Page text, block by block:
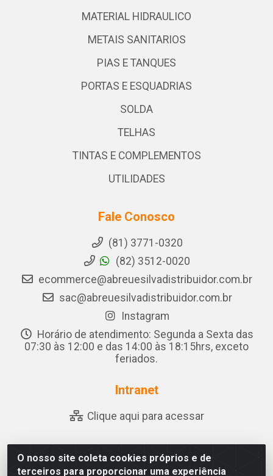
O nosso site coleta cookies próprios e de
terceiros para proporcionar uma experiência
MATERIAL HIDRAULICO
METAIS SANITARIOS
PIAS E TANQUES
PORTAS E ESQUADRIAS
SOLDA
TELHAS
TINTAS E COMPLEMENTOS
UTILIDADES
Fale Conosco
(81) 3771-0320
(82) 3512-0020
ecommerce@abreuesilvadistribuidor.com.br
sac@abreuesilvadistribuidor.com.br
Instagram
Horário de atendimento: Segunda a Sexta das
07:30 às 12:00 e das 14:00 às 18:15hrs, exceto
feriados.
Intranet
Clique aqui para acessar
Abreu & Silva - Rua Padre Jose de Souza Leite, 265 -